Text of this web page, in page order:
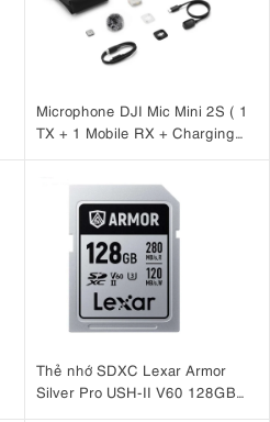
Microphone DJI Mic Mini 2S ( 1
TX + 1 Mobile RX + Charging
Thẻ nhớ SDXC Lexar Armor
Silver Pro USH-II V60 128GB